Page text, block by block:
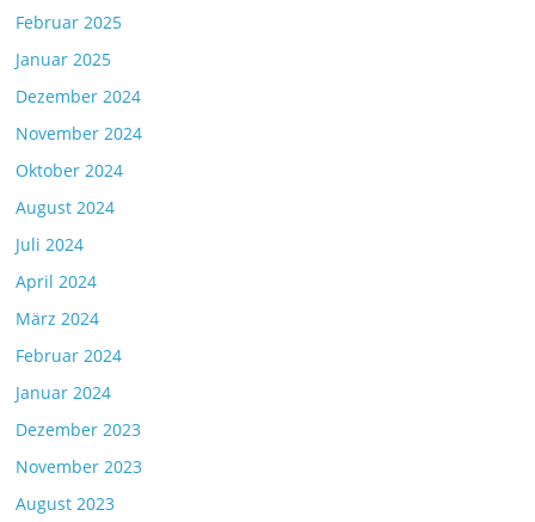
Februar 2025
Januar 2025
Dezember 2024
November 2024
Oktober 2024
August 2024
Juli 2024
April 2024
März 2024
Februar 2024
Januar 2024
Dezember 2023
November 2023
August 2023